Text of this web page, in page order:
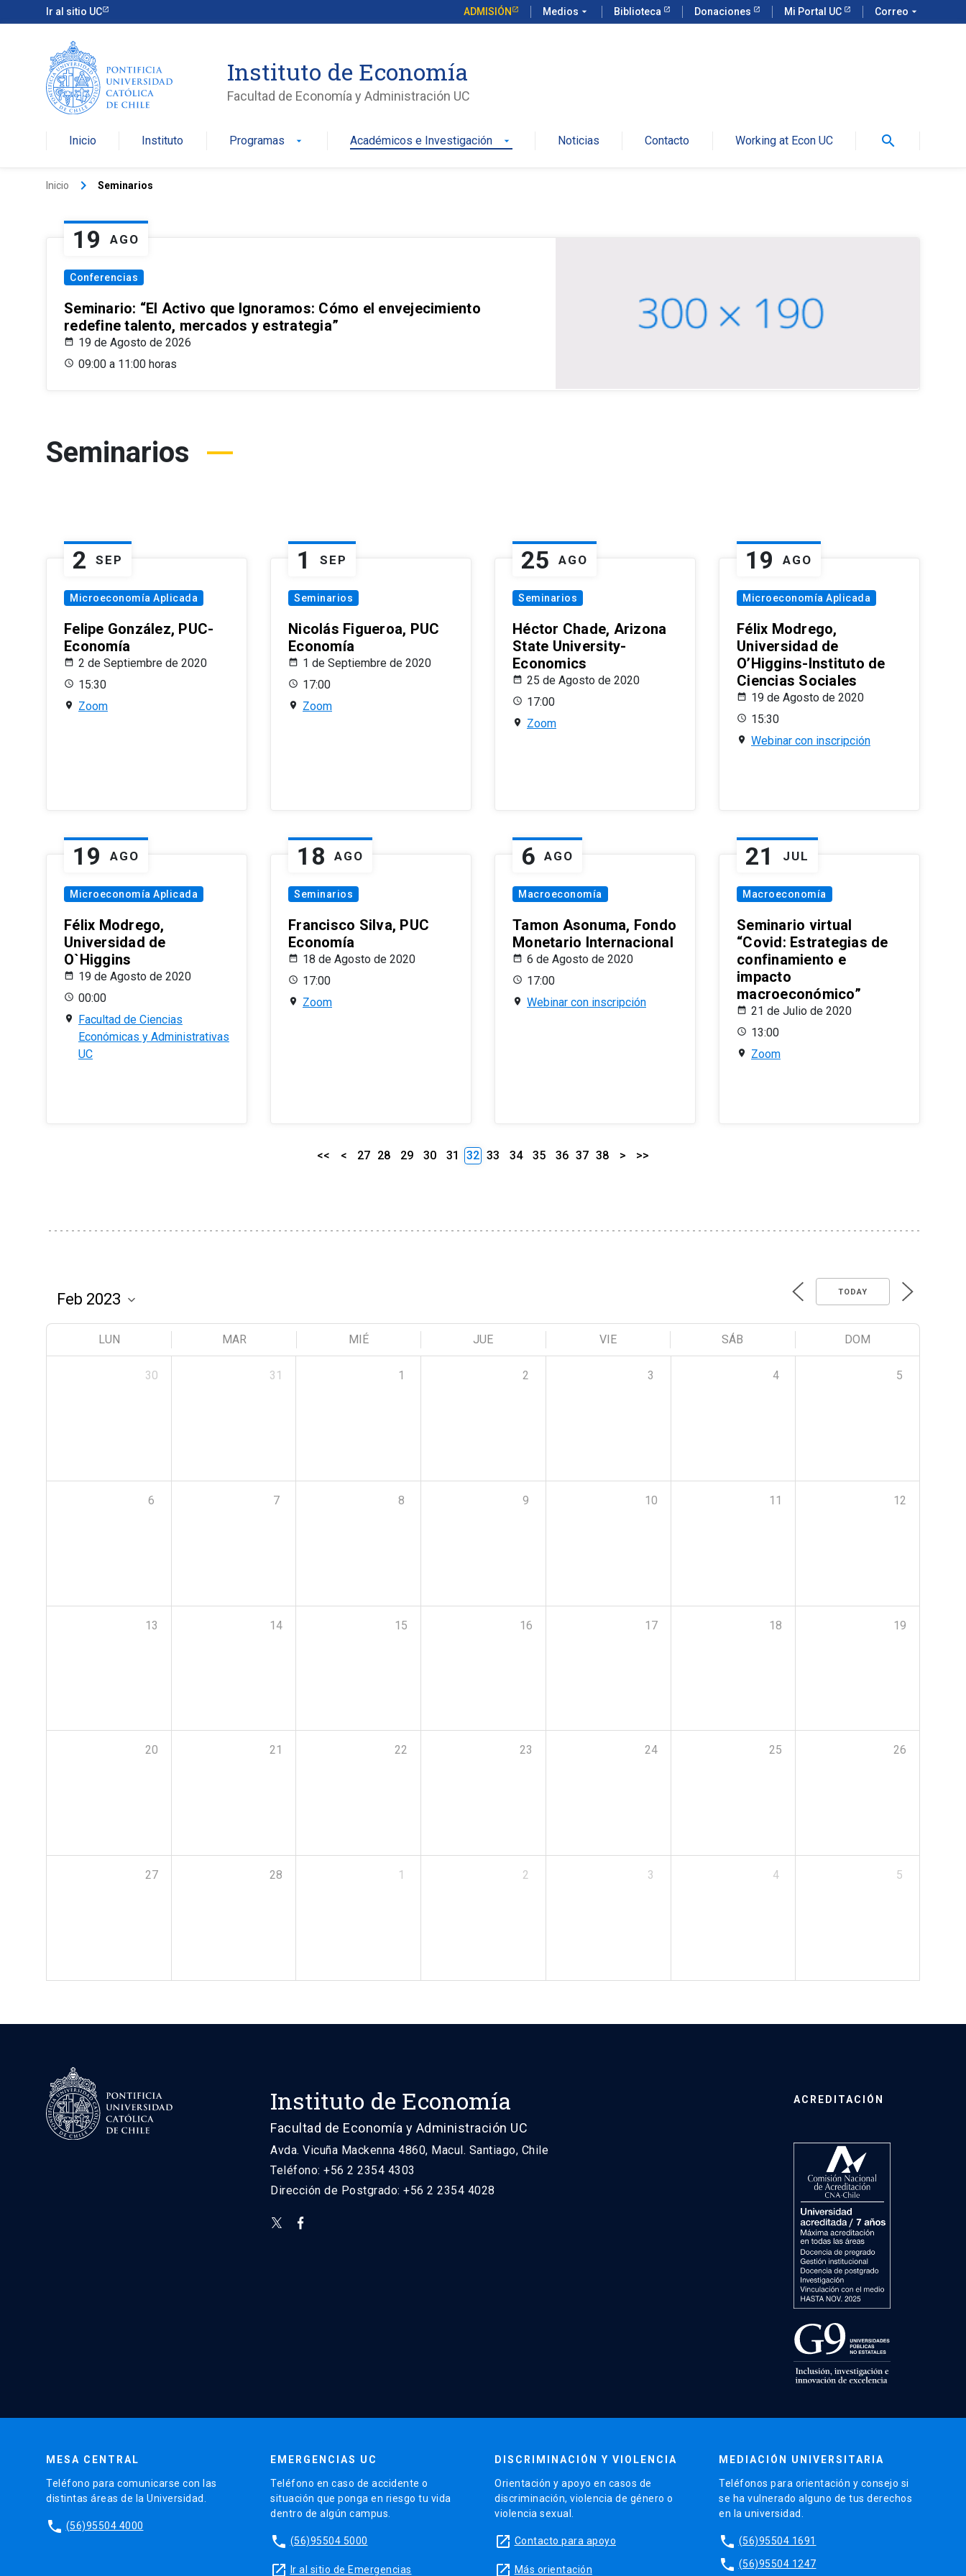
Ir al sitio UC ADMISIÓN Medios arrow_drop_down Biblioteca Donaciones Mi Portal UC Correo arrow_drop_down
Instituto de Economía
Facultad de Economía y Administración UC
Inicio Instituto Programas arrow_drop_down Académicos e Investigación arrow_drop_down Noticias Contacto Working at Econ UC search
Inicio keyboard_arrow_right Seminarios
19 AGO
Conferencias
Seminario: “El Activo que Ignoramos: Cómo el envejecimiento
redefine talento, mercados y estrategia”
19 de Agosto de 2026
09:00 a 11:00 horas
Seminarios
2 SEP
Microeconomía Aplicada
Felipe González, PUC-
Economía
2 de Septiembre de 2020
15:30
Zoom
1 SEP
Seminarios
Nicolás Figueroa, PUC
Economía
1 de Septiembre de 2020
17:00
Zoom
25 AGO
Seminarios
Héctor Chade, Arizona
State University-
Economics
25 de Agosto de 2020
17:00
Zoom
19 AGO
Microeconomía Aplicada
Félix Modrego,
Universidad de
O’Higgins-Instituto de
Ciencias Sociales
19 de Agosto de 2020
15:30
Webinar con inscripción
19 AGO
Microeconomía Aplicada
Félix Modrego,
Universidad de
O`Higgins
19 de Agosto de 2020
00:00
Facultad de Ciencias
Económicas y Administrativas
UC
18 AGO
Seminarios
Francisco Silva, PUC
Economía
18 de Agosto de 2020
17:00
Zoom
6 AGO
Macroeconomía
Tamon Asonuma, Fondo
Monetario Internacional
6 de Agosto de 2020
17:00
Webinar con inscripción
21 JUL
Macroeconomía
Seminario virtual
“Covid: Estrategias de
confinamiento e
impacto
macroeconómico”
21 de Julio de 2020
13:00
Zoom
<< < 27 28 29 30 31 32 33 34 35 36 37 38 > >>
TODAY
LUN MAR MIÉ JUE VIE SÁB DOM
30 31 1 2 3 4 5
6 7 8 9 10 11 12
13 14 15 16 17 18 19
20 21 22 23 24 25 26
27 28 1 2 3 4 5
Instituto de Economía
Facultad de Economía y Administración UC
Avda. Vicuña Mackenna 4860, Macul. Santiago, Chile
Teléfono: +56 2 2354 4303
Dirección de Postgrado: +56 2 2354 4028
ACREDITACIÓN
MESA CENTRAL
Teléfono para comunicarse con las
distintas áreas de la Universidad.
phone (56)95504 4000
EMERGENCIAS UC
Teléfono en caso de accidente o
situación que ponga en riesgo tu vida
dentro de algún campus.
phone (56)95504 5000
launch Ir al sitio de Emergencias
DISCRIMINACIÓN Y VIOLENCIA
Orientación y apoyo en casos de
discriminación, violencia de género o
violencia sexual.
launch Contacto para apoyo
launch Más orientación
MEDIACIÓN UNIVERSITARIA
Teléfonos para orientación y consejo si
se ha vulnerado alguno de tus derechos
en la universidad.
phone (56)95504 1691
phone (56)95504 1247